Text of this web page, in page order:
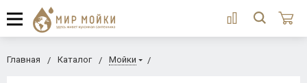
Главная Каталог Мойки